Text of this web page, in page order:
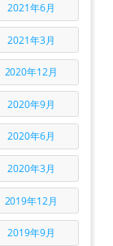
2021年6月
2021年3月
2020年12月
2020年9月
2020年6月
2020年3月
2019年12月
2019年9月